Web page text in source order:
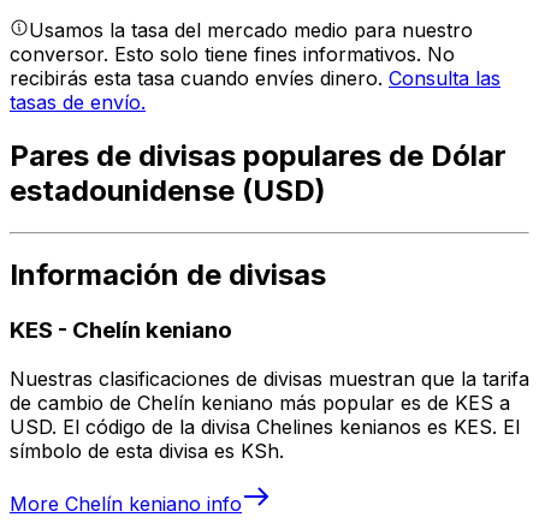
Usamos la tasa del mercado medio para nuestro
conversor. Esto solo tiene fines informativos. No
recibirás esta tasa cuando envíes dinero. Consulta las
tasas de envío.
Pares de divisas populares de Dólar
estadounidense (USD)
Información de divisas
KES - Chelín keniano
Nuestras clasificaciones de divisas muestran que la tarifa
de cambio de Chelín keniano más popular es de KES a
USD. El código de la divisa Chelines kenianos es KES. El
símbolo de esta divisa es KSh.
More Chelín keniano info